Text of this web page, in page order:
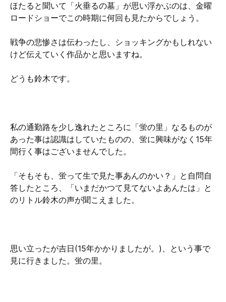
ほたると聞いて「火垂るの墓」が思い浮かぶのは、金曜
ロードショーでこの時期に何回も見たからでしょう。
戦争の悲惨さは伝わったし、ショッキングかもしれない
けど伝えていく作品かと思いますね。
どうも鈴木です。
私の通勤路を少し逸れたところに「蛍の里」なるものが
あった事は認識はしていたものの、蛍に興味がなく15年
間行く事はございませんでした。
「そもそも、蛍って生で見た事あんのかい？」と自問自
答したところ、「いまだかつて見てないよあんたは」と
のリトル鈴木の声が聞こえました。
思い立ったが吉日(15年かかりましたが。)、という事で
見に行きました。蛍の里。